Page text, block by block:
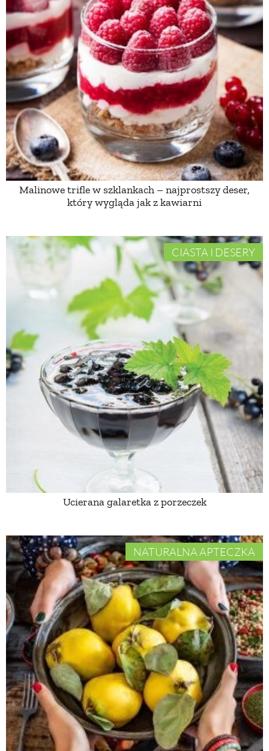
Malinowe trifle w szklankach – najprostszy deser,
który wygląda jak z kawiarni
CIASTA I DESERY
Ucierana galaretka z porzeczek
NATURALNA APTECZKA